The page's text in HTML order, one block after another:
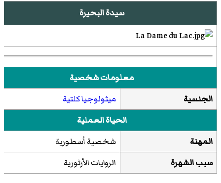
سيدة البحيرة
معلومات شخصية
الجنسية
ميثولوجيا كلتية
الحياة العملية
المهنة
شخصية أسطورية
سبب الشهرة
الروايات الأرثورية